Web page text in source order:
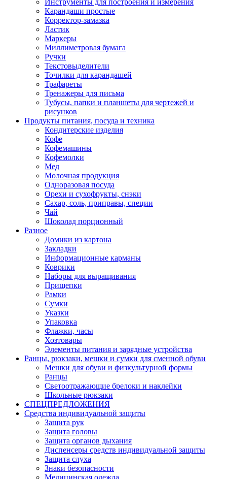
Инструменты для построения и измерения
Карандаши простые
Корректор-замазка
Ластик
Маркеры
Миллиметровая бумага
Ручки
Текстовыделители
Точилки для карандашей
Трафареты
Тренажеры для письма
Тубусы, папки и планшеты для чертежей и
рисунков
Продукты питания, посуда и техника
Кондитерские изделия
Кофе
Кофемашины
Кофемолки
Мед
Молочная продукция
Одноразовая посуда
Орехи и сухофрукты, снэки
Сахар, соль, приправы, специи
Чай
Шоколад порционный
Разное
Домики из картона
Закладки
Информационные карманы
Коврики
Наборы для выращивания
Прищепки
Рамки
Сумки
Указки
Упаковка
Флажки, часы
Хозтовары
Элементы питания и зарядные устройства
Ранцы, рюкзаки, мешки и сумки для сменной обуви
Мешки для обуви и физкультурной формы
Ранцы
Светоотражающие брелоки и наклейки
Школьные рюкзаки
СПЕЦПРЕДЛОЖЕНИЯ
Средства индивидуальной защиты
Защита рук
Защита головы
Защита органов дыхания
Диспенсеры средств индивидуальной защиты
Защита слуха
Знаки безопасности
Медицинская одежда